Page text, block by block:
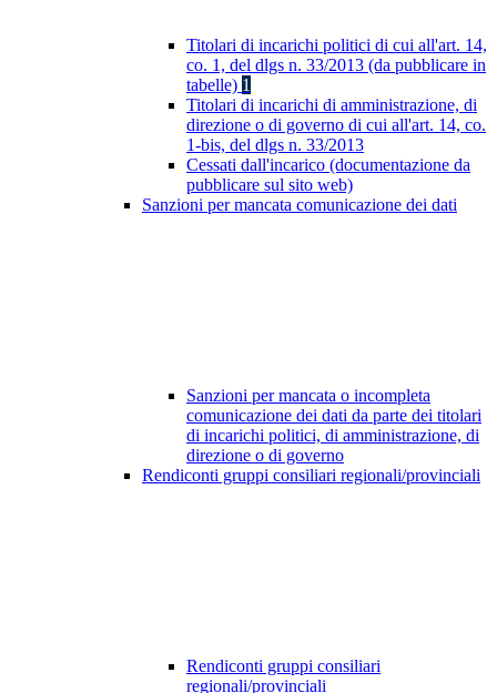
Titolari di incarichi politici di cui all'art. 14,
co. 1, del dlgs n. 33/2013 (da pubblicare in
tabelle) 1
Titolari di incarichi di amministrazione, di
direzione o di governo di cui all'art. 14, co.
1-bis, del dlgs n. 33/2013
Cessati dall'incarico (documentazione da
pubblicare sul sito web)
Sanzioni per mancata comunicazione dei dati
Sanzioni per mancata o incompleta
comunicazione dei dati da parte dei titolari
di incarichi politici, di amministrazione, di
direzione o di governo
Rendiconti gruppi consiliari regionali/provinciali
Rendiconti gruppi consiliari
regionali/provinciali